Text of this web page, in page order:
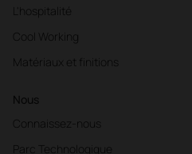
L'hospitalité
Cool Working
Matériaux et finitions
Nous
Connaissez-nous
Parc Technologique